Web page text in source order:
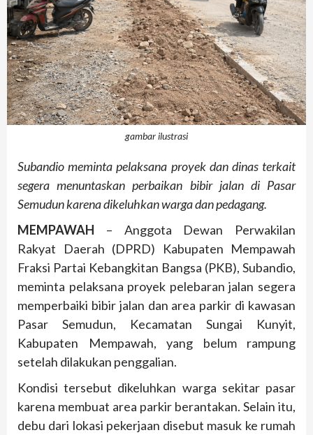
gambar ilustrasi
Subandio meminta pelaksana proyek dan dinas terkait
segera menuntaskan perbaikan bibir jalan di Pasar
Semudun karena dikeluhkan warga dan pedagang.
MEMPAWAH – Anggota Dewan Perwakilan
Rakyat Daerah (DPRD) Kabupaten Mempawah
Fraksi Partai Kebangkitan Bangsa (PKB), Subandio,
meminta pelaksana proyek pelebaran jalan segera
memperbaiki bibir jalan dan area parkir di kawasan
Pasar Semudun, Kecamatan Sungai Kunyit,
Kabupaten Mempawah, yang belum rampung
setelah dilakukan penggalian.
Kondisi tersebut dikeluhkan warga sekitar pasar
karena membuat area parkir berantakan. Selain itu,
debu dari lokasi pekerjaan disebut masuk ke rumah